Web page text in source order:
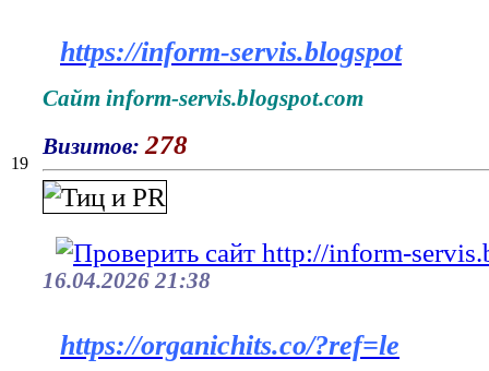
19
https://inform-servis.blogspot
Сайт inform-servis.blogspot.com
Визитов: 278
16.04.2026 21:38
https://organichits.co/?ref=le